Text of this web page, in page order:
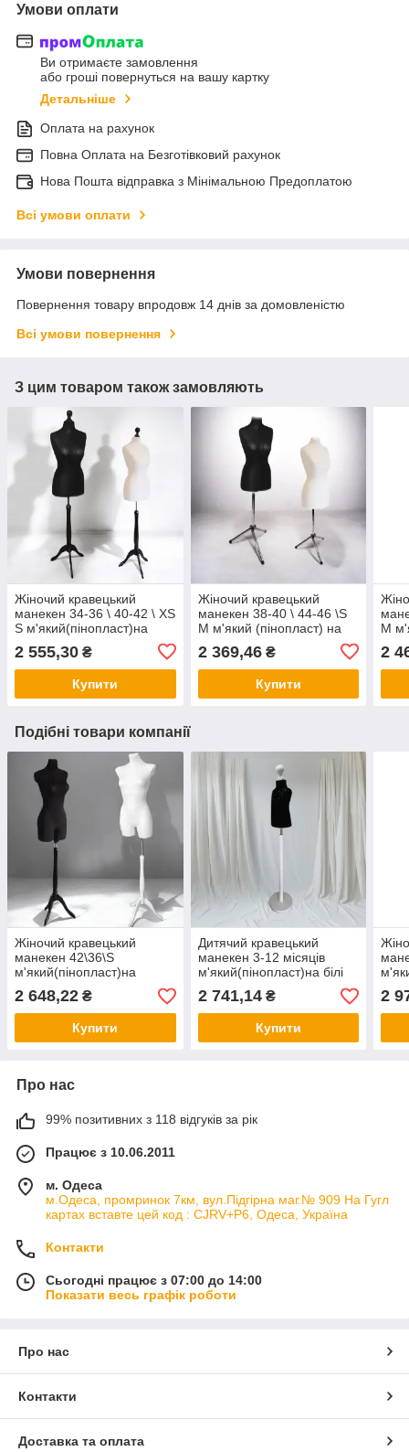
Умови оплати
Ви отримаєте замовлення
або гроші повернуться на вашу картку
Детальніше
Оплата на рахунок
Повна Оплата на Безготівковий рахунок
Нова Пошта відправка з Мінімальною Предоплатою
Всі умови оплати
Умови повернення
Повернення товару впродовж 14 днів за домовленістю
Всі умови повернення
З цим товаром також замовляють
Жіночий кравецький
манекен 34-36 \ 40-42 \ XS
S м'який(пінопласт)на
чорний,білий професійний
для шиття та дизайну
2 555,30 ₴
Купити
Жіночий кравецький
манекен 38-40 \ 44-46 \S
M м'який (пінопласт) на
хромованій ніжці чорний,
білий для шиття та
дизайну
2 369,46₴
Купити
M
2
Подібні товари компанії
Жіночий кравецький
манекен 42\36\S
м'який(пінопласт)на
дерев'яній ніжці
чорний,білий професійний
для шиття та дизайну
2 648,22 ₴
Купити
Дитячий кравецький
манекен 3-12 місяців
м'який(пінопласт)на білі
круглі дерев'яній ніжці
чорний, білий для шиття
та дизайну
2 741,14₴
Купити
2
Про нас
99% позитивних з 118 відгуків за рік
Працює з 10.06.2011
м. Одеса
м.Одеса, промринок 7км, вул.Підгірна маг.№ 909 На Гугл
картах вставте цей код : CJRV+P6, Одеса, Україна
Контакти
Сьогодні працює з 07:00 до 14:00
Показати весь графік роботи
Про нас
Контакти
Доставка та оплата